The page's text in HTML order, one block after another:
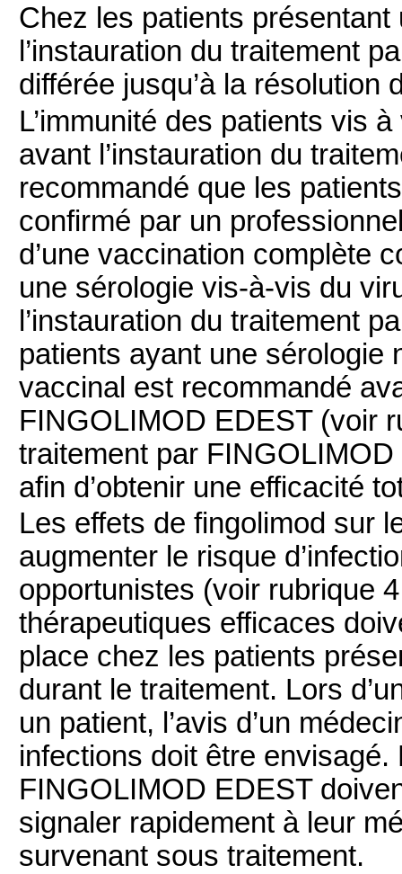
Chez les patients
l’instauration du traitement
différée jusqu’à la résolution
L’immunité des patients vis
avant l’instauration du
recommandé que les
confirmé par un
d’une vaccination complète
une sérologie vis-à-vis du
l’instauration du traitement
patients ayant une sérologie
vaccinal est recommandé
FINGOLIMOD EDEST (voir
traitement par
afin d’obtenir une efficacité
Les effets de fingolimod sur
augmenter le risque
opportunistes (voir rubrique
thérapeutiques efficaces
place chez les patients
durant le traitement. Lors
un patient, l’avis d’un
infections doit être
FINGOLIMOD EDEST
signaler rapidement à leur
survenant sous traitement.